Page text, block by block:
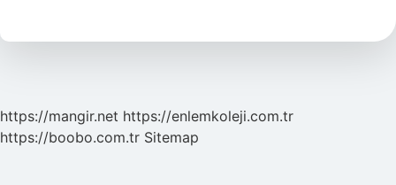
https://mangir.net https://enlemkoleji.com.tr
https://boobo.com.tr Sitemap